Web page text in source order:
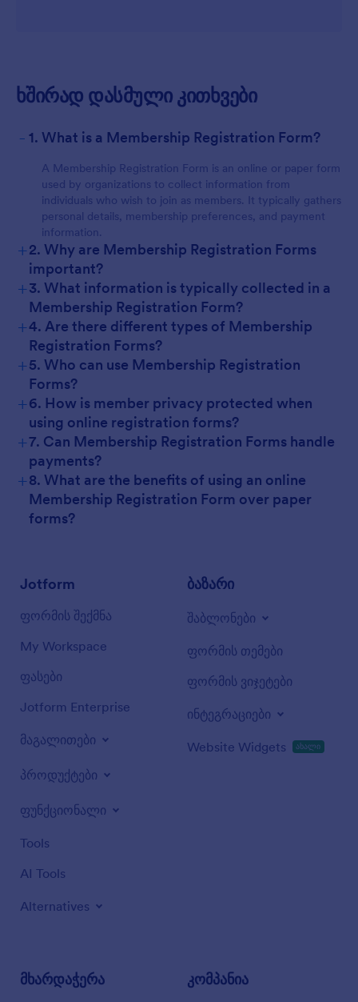
ხშირად დასმული კითხვები
- 1. What is a Membership Registration Form?
A Membership Registration Form is an online or paper form
used by organizations to collect information from
individuals who wish to join as members. It typically gathers
personal details, membership preferences, and payment
information.
+2. Why are Membership Registration Forms
important?
+3. What information is typically collected in a
Membership Registration Form?
+4. Are there different types of Membership
Registration Forms?
+5. Who can use Membership Registration
Forms?
+6. How is member privacy protected when
using online registration forms?
+7. Can Membership Registration Forms handle
payments?
+8. What are the benefits of using an online
Membership Registration Form over paper
forms?
Jotform
ფორმის შექმნა
My Workspace
ფასები
Jotform Enterprise
მაგალითები
პროდუქტები
ფუნქციონალი
Tools
AI Tools
Alternatives
ბაზარი
შაბლონები
ფორმის თემები
ფორმის ვიჯეტები
ინტეგრაციები
Website Widgets ახალი
მხარდაჭერა კომპანია